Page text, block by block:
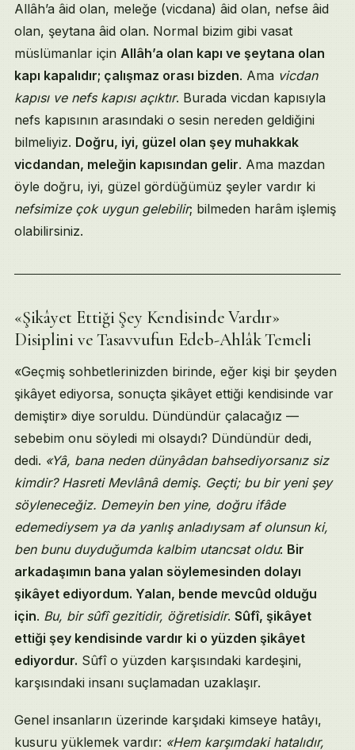
Allâh’a âid olan, meleğe (vicdana) âid olan, nefse âid
olan, şeytana âid olan. Normal bizim gibi vasat
müslümanlar için Allâh’a olan kapı ve şeytana olan
kapı kapalıdır; çalışmaz orası bizden. Ama vicdan
kapısı ve nefs kapısı açıktır. Burada vicdan kapısıyla
nefs kapısının arasındaki o sesin nereden geldiğini
bilmeliyiz. Doğru, iyi, güzel olan şey muhakkak
vicdandan, meleğin kapısından gelir. Ama mazdan
öyle doğru, iyi, güzel gördüğümüz şeyler vardır ki
nefsimize çok uygun gelebilir; bilmeden harâm işlemiş
olabilirsiniz.
«Şikâyet Ettiği Şey Kendisinde Vardır»
Disiplini ve Tasavvufun Edeb-Ahlâk Temeli
«Geçmiş sohbetlerinizden birinde, eğer kişi bir şeyden
şikâyet ediyorsa, sonuçta şikâyet ettiği kendisinde var
demiştir» diye soruldu. Dündündür çalacağız —
sebebim onu söyledi mi olsaydı? Dündündür dedi,
dedi. «Yâ, bana neden dünyâdan bahsediyorsanız siz
kimdir? Hasreti Mevlânâ demiş. Geçti; bu bir yeni şey
söyleneceğiz. Demeyin ben yine, doğru ifâde
edemediysem ya da yanlış anladıysam af olunsun ki,
ben bunu duyduğumda kalbim utancsat oldu: Bir
arkadaşımın bana yalan söylemesinden dolayı
şikâyet ediyordum. Yalan, bende mevcûd olduğu
için. Bu, bir sûfî gezitidir, öğretisidir. Sûfî, şikâyet
ettiği şey kendisinde vardır ki o yüzden şikâyet
ediyordur. Sûfî o yüzden karşısındaki kardeşini,
karşısındaki insanı suçlamadan uzaklaşır.
Genel insanların üzerinde karşıdaki kimseye hatâyı,
kusuru yüklemek vardır: «Hem karşımdaki hatalıdır,